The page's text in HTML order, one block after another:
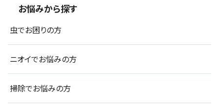
お悩みから探す
虫でお困りの方
ニオイでお悩みの方
掃除でお悩みの方